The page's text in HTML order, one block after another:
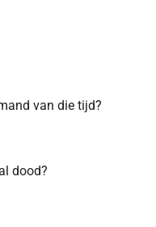
van die tijd?
dood?